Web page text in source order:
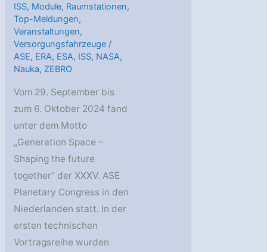
ISS, Module, Raumstationen,
Top-Meldungen,
Veranstaltungen,
Versorgungsfahrzeuge /
ASE, ERA, ESA, ISS, NASA,
Nauka, ZEBRO
Vom 29. September bis
zum 6. Oktober 2024 fand
unter dem Motto
„Generation Space –
Shaping the future
together“ der XXXV. ASE
Planetary Congress in den
Niederlanden statt. In der
ersten technischen
Vortragsreihe wurden